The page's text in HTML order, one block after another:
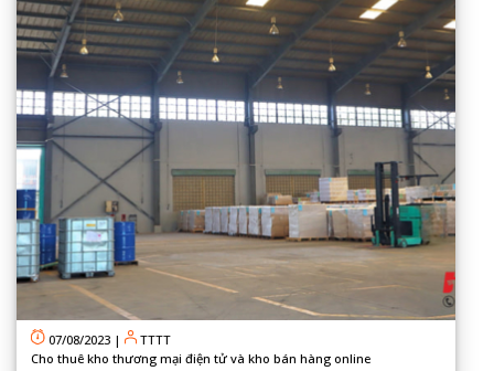
07/08/2023 |
TTTT
Cho thuê kho thương mại điện tử và kho bán hàng online